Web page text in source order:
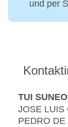
und per
TUI
JOSE LUIS
PEDRO DE